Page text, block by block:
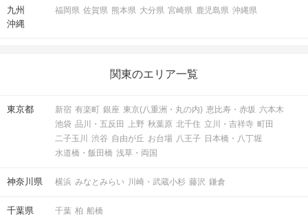
九州
沖縄
福岡県 佐賀県 熊本県 大分県 宮崎県 鹿児島県 沖縄県
関東のエリア一覧
東京都 新宿 有楽町 銀座 東京(八重洲・丸の内) 恵比寿・赤坂 六本木
池袋 品川・五反田 上野 秋葉原 北千住 立川・吉祥寺 町田
二子玉川
渋谷 自由が丘 お台場 八王子 日本橋・八丁堀
水道橋・飯田橋 浅草・両国
神奈川県 横浜 みなとみらい 川崎・武蔵小杉 藤沢 鎌倉
千葉県 千葉 柏 船橋